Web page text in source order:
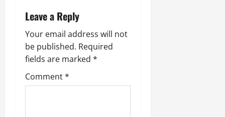
v
i
g
a
Leave a Reply
Your email address will not
be published. Required
fields are marked *
Comment*